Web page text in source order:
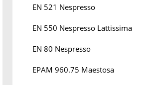
EN 521 Nespresso
EN 550 Nespresso Lattissima
EN 80 Nespresso
EPAM 960.75 Maestosa